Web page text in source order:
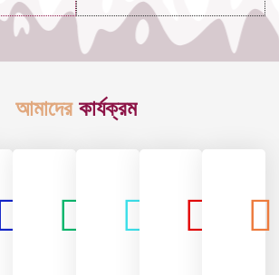
আমাদের কার্যক্রম